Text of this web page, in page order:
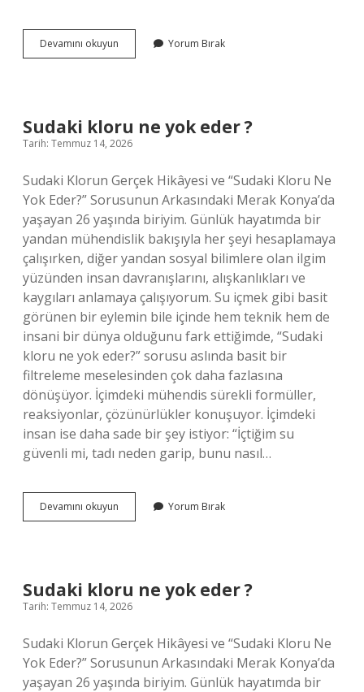
Devamını okuyun
kimlere
Yorum Bırak
Sudaki kloru ne yok eder ?
Tarih: Temmuz 14, 2026
Sudaki Klorun Gerçek Hikâyesi ve “Sudaki Kloru Ne
Yok Eder?” Sorusunun Arkasındaki Merak Konya’da
yaşayan 26 yaşında biriyim. Günlük hayatımda bir
yandan mühendislik bakışıyla her şeyi hesaplamaya
çalışırken, diğer yandan sosyal bilimlere olan ilgim
yüzünden insan davranışlarını, alışkanlıkları ve
kaygıları anlamaya çalışıyorum. Su içmek gibi basit
görünen bir eylemin bile içinde hem teknik hem de
insani bir dünya olduğunu fark ettiğimde, “Sudaki
kloru ne yok eder?” sorusu aslında basit bir
filtreleme meselesinden çok daha fazlasına
dönüşüyor. İçimdeki mühendis sürekli formüller,
reaksiyonlar, çözünürlükler konuşuyor. İçimdeki
insan ise daha sade bir şey istiyor: “İçtiğim su
güvenli mi, tadı neden garip, bunu nasıl…
Devamını okuyun
kloru
Yorum Bırak
Sudaki kloru ne yok eder ?
Tarih: Temmuz 14, 2026
Sudaki Klorun Gerçek Hikâyesi ve “Sudaki Kloru Ne
Yok Eder?” Sorusunun Arkasındaki Merak Konya’da
yaşayan 26 yaşında biriyim. Günlük hayatımda bir